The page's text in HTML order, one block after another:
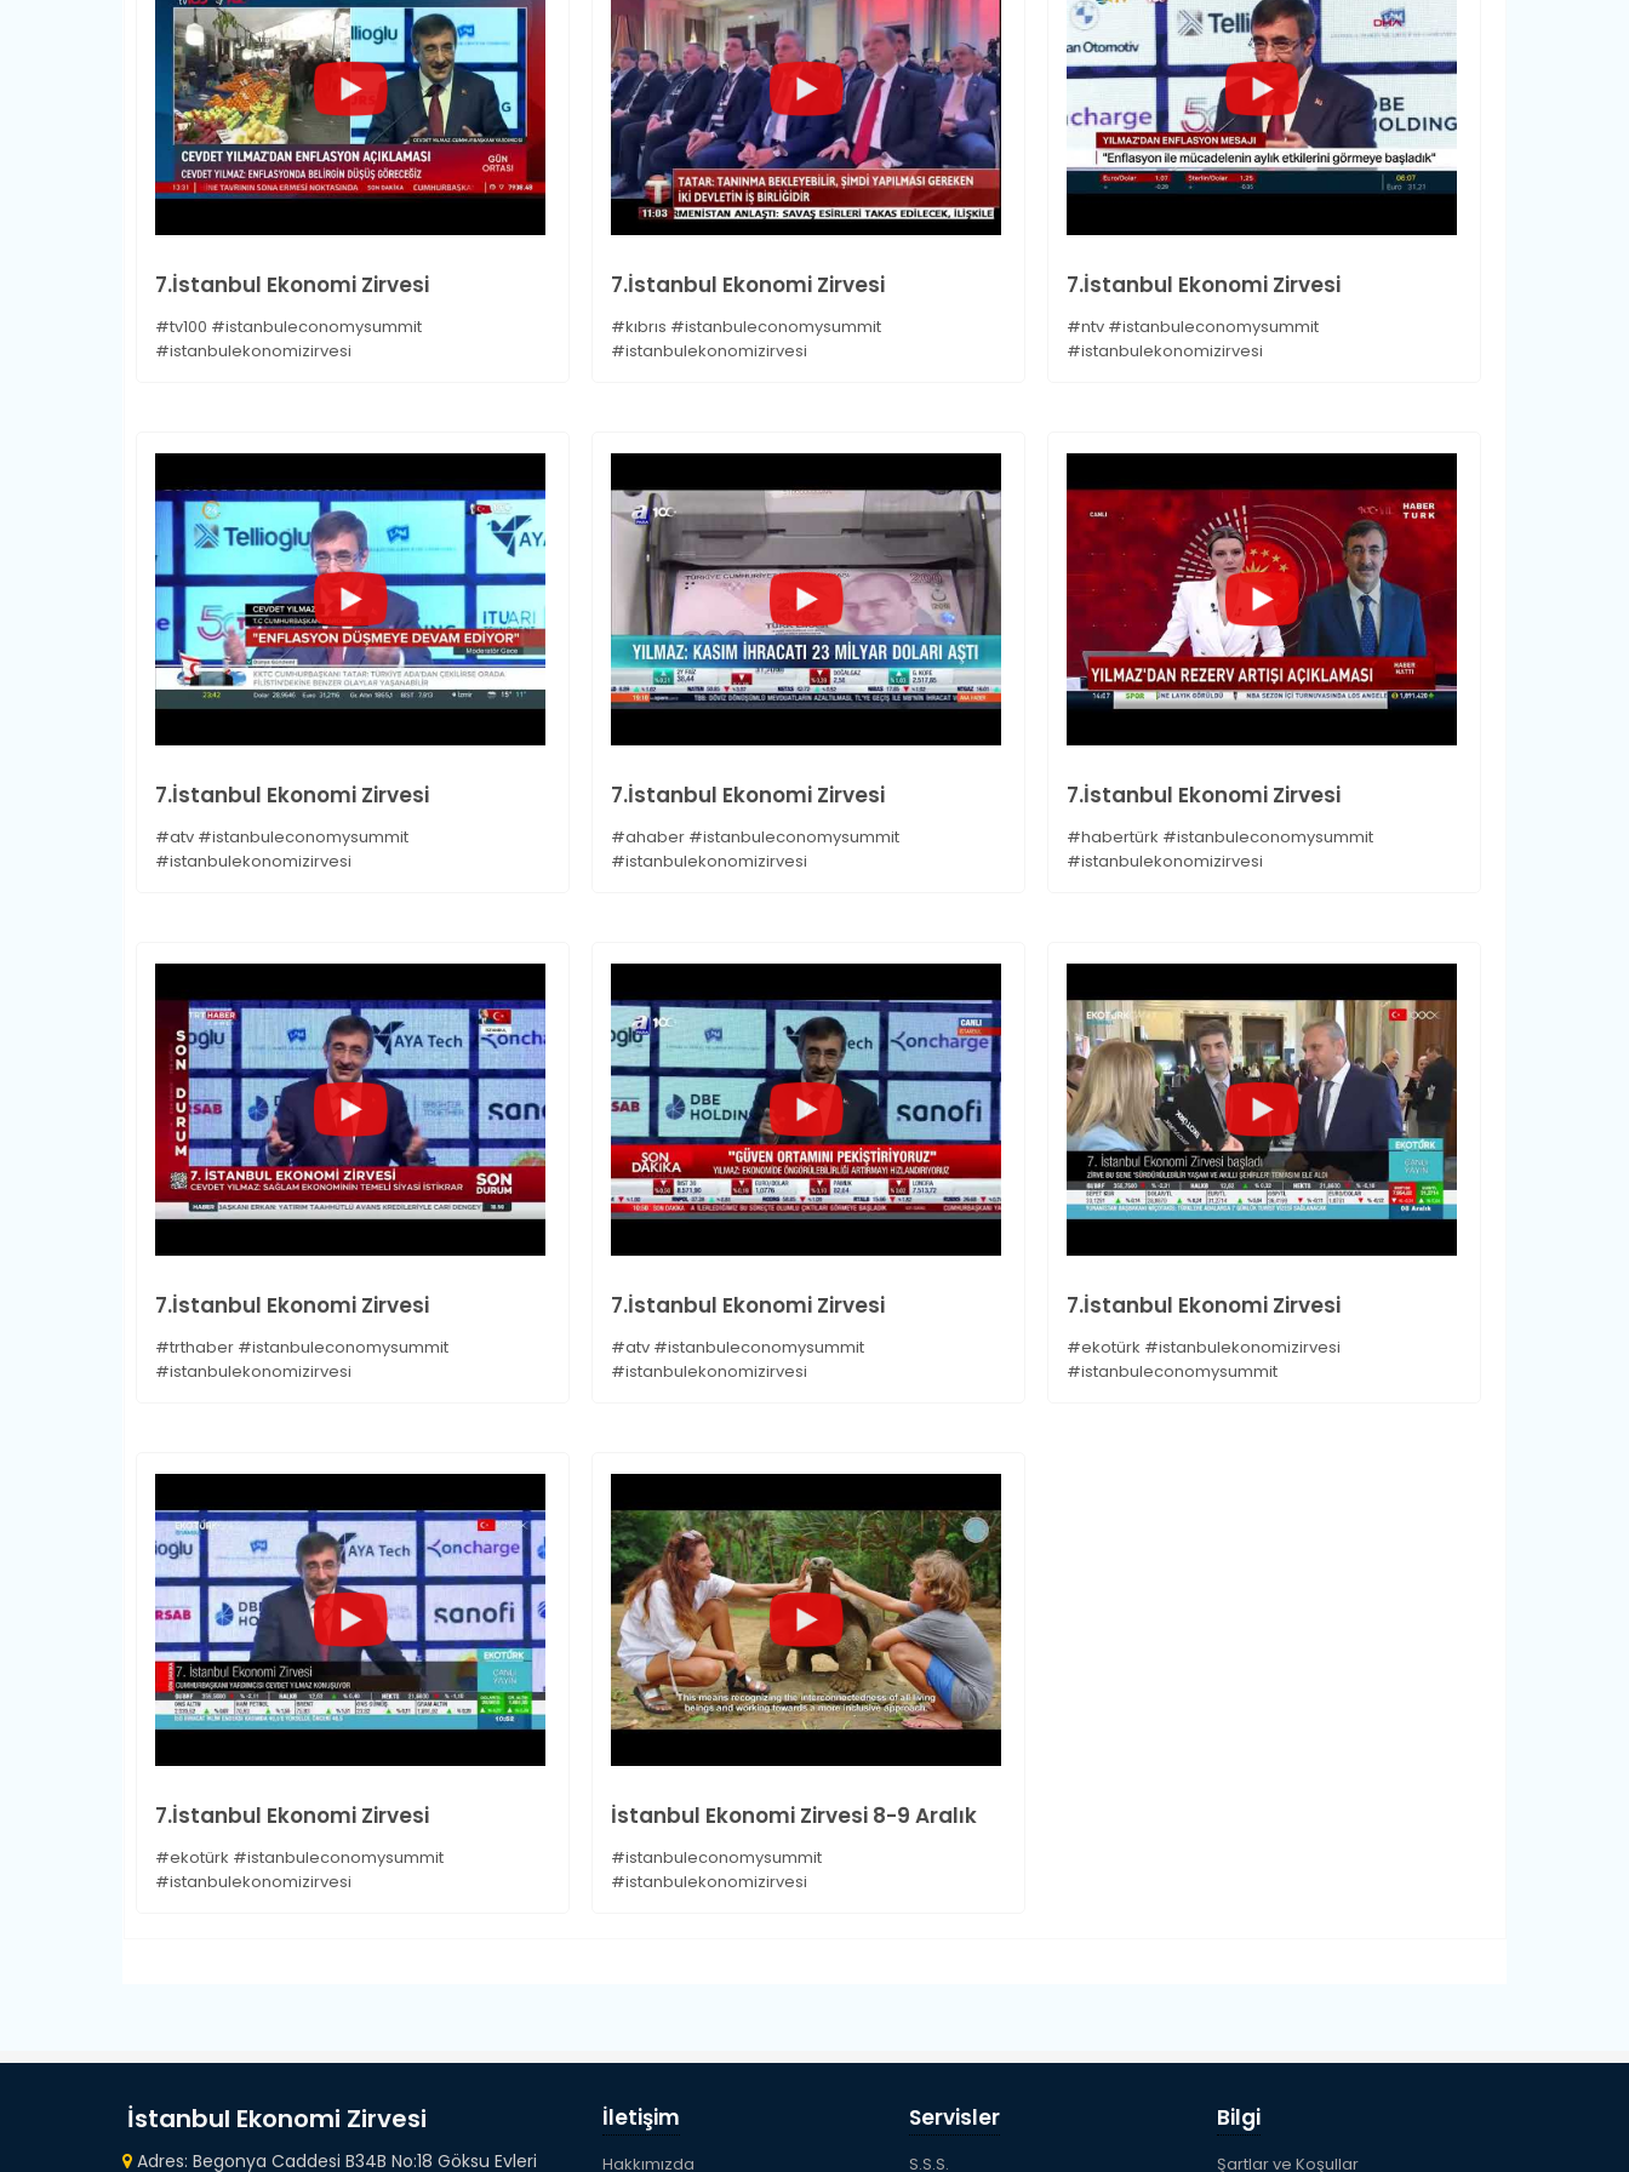
7.İstanbul Ekonomi Zirvesi
#tv100 #istanbuleconomysummit
#istanbulekonomizirvesi
7.İstanbul Ekonomi Zirvesi
#kıbrıs #istanbuleconomysummit
#istanbulekonomizirvesi
7.İstanbul Ekonomi Zirvesi
#ntv #istanbuleconomysummit
#istanbulekonomizirvesi
7.İstanbul Ekonomi Zirvesi
#atv #istanbuleconomysummit
#istanbulekonomizirvesi
7.İstanbul Ekonomi Zirvesi
#ahaber #istanbuleconomysummit
#istanbulekonomizirvesi
7.İstanbul Ekonomi Zirvesi
#habertürk #istanbuleconomysummit
#istanbulekonomizirvesi
7.İstanbul Ekonomi Zirvesi
#trthaber #istanbuleconomysummit
#istanbulekonomizirvesi
7.İstanbul Ekonomi Zirvesi
#atv #istanbuleconomysummit
#istanbulekonomizirvesi
7.İstanbul Ekonomi Zirvesi
#ekotürk #istanbulekonomizirvesi
#istanbuleconomysummit
7.İstanbul Ekonomi Zirvesi
#ekotürk #istanbuleconomysummit
#istanbulekonomizirvesi
İstanbul Ekonomi Zirvesi 8-9 Aralık
#istanbuleconomysummit
#istanbulekonomizirvesi
İstanbul Ekonomi Zirvesi
Adres: Begonya Caddesi B34B No:18 Göksu Evleri
İletişim
Hakkımızda
Servisler
S.S.S.
Bilgi
Şartlar ve Koşullar